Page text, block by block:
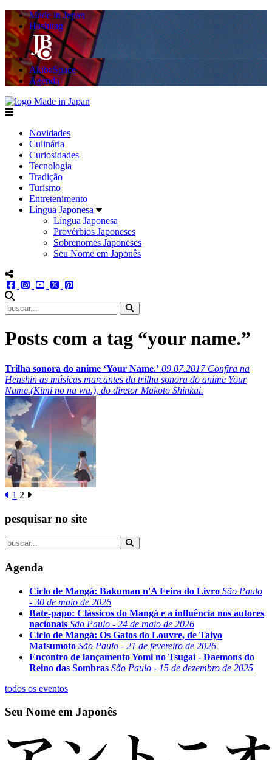
Made in Japan
Hashitag
AkibaSpace
Agenda
menu
Novidades
Culinária
Curiosidades
Tecnologia
Tradição
Turismo
Entretenimento
Língua Japonesa
Língua Japonesa
Provérbios Japoneses
Sobrenomes Japoneses
Seu Nome em Japonês
menu redes social
facebookinstagram
youtube
twitter
Posts com a tag “your name.”
Trilha sonora do anime ‘Your Name.’ 09.07.2017Confira na
Henshin as músicas marcantes da trilha sonora do anime Your
Name.(Kimi no na wa.), do diretor Makoto Shinkai.
1 2
pesquisar no site
Agenda
Ciclo de Mangá: Bakuman n'A Feira do Livro São Paulo
- 30 de maio de 2026
Bate-papo: Clássicos do Mangá e a influência nos autores
nacionais São Paulo - 24 de maio de 2026
Ciclo de Mangá: Os Gatos do Louvre, de Taiyo
Matsumoto São Paulo - 21 de fevereiro de 2026
Encontro de lançamento Yomi no Tsugai - Daemons do
Reino das Sombras São Paulo - 15 de dezembro de 2025
todos os eventos
Seu Nome em Japonês